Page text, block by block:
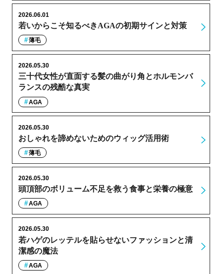
若いからこそ知るべきAGAの初期サインと対策
2026.06.01
薄毛
三十代女性が直面する髪の曲がり角とホルモンバ
ランスの残酷な真実
2026.05.30
AGA
おしゃれを諦めないためのウィッグ活用術
2026.05.30
薄毛
頭頂部のボリューム不足を救う食事と栄養の極意
2026.05.30
AGA
若ハゲのレッテルを貼らせないファッションと清
潔感の魔法
2026.05.30
AGA